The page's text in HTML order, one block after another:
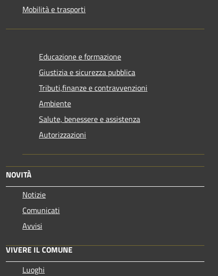
Mobilità e trasporti
Educazione e formazione
Giustizia e sicurezza pubblica
Tributi,finanze e contravvenzioni
Ambiente
Salute, benessere e assistenza
Autorizzazioni
NOVITÀ
Notizie
Comunicati
Avvisi
VIVERE IL COMUNE
Luoghi